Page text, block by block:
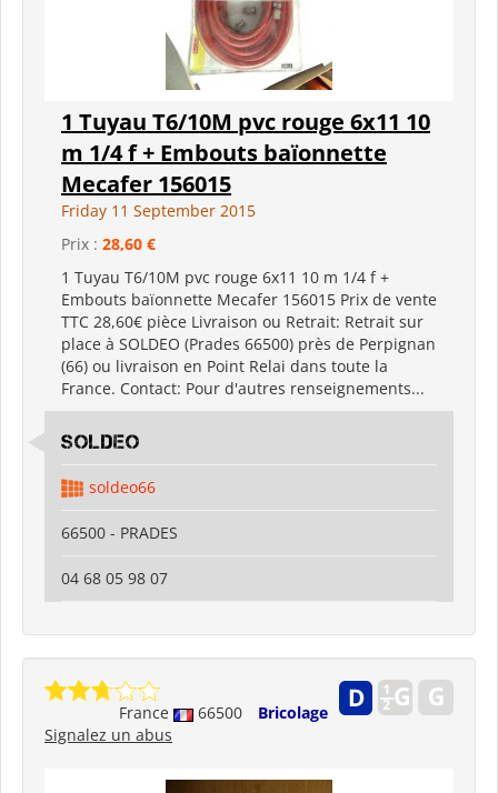
1 Tuyau T6/10M pvc rouge 6x11 10
m 1/4 f + Embouts baïonnette
Mecafer 156015
Friday 11 September 2015
Prix : 28,60 €
1 Tuyau T6/10M pvc rouge 6x11 10 m 1/4 f +
Embouts baïonnette Mecafer 156015 Prix de vente
TTC 28,60€ pièce Livraison ou Retrait: Retrait sur
place à SOLDEO (Prades 66500) près de Perpignan
(66) ou livraison en Point Relai dans toute la
France. Contact: Pour d'autres renseignements...
SOLDEO
soldeo66
66500 - PRADES
04 68 05 98 07
France 66500
Bricolage
Signalez un abus